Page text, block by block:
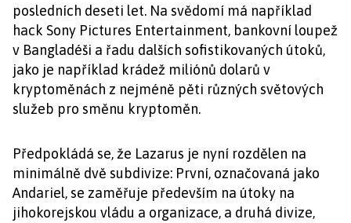
posledních deseti let. Na svědomí má například
hack Sony Pictures Entertainment, bankovní loupež
v Bangladéši a řadu dalších sofistikovaných útoků,
jako je například krádež miliónů dolarů v
kryptoměnách z nejméně pěti různých světových
služeb pro směnu kryptoměn.
Předpokládá se, že Lazarus je nyní rozdělen na
minimálně dvě subdivize: První, označovaná jako
Andariel, se zaměřuje především na útoky na
jihokorejskou vládu a organizace, a druhá divize,